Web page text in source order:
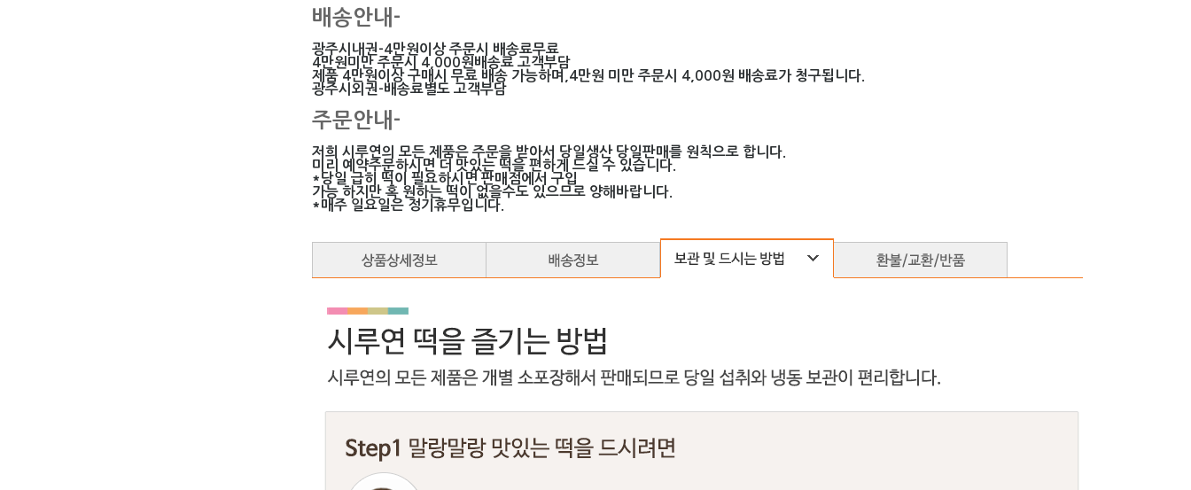
배송안내-
광주시내권-4만원이상 주문시 배송료무료
4만원미만 주문시 4,000원배송료 고객부담
제품 4만원이상 구매시 무료 배송 가능하며,4만원 미만 주문시 4,000원 배송료가 청구됩니다.
광주시외권-배송료별도 고객부담
주문안내-
저희 시루연의 모든 제품은 주문을 받아서 당일생산 당일판매를 원칙으로 합니다.
미리 예약주문하시면 더 맛있는 떡을 편하게 드실 수 있습니다.
*당일 급히 떡이 필요하시면 판매점에서 구입
가능 하지만 혹 원하는 떡이 없을수도 있으므로 양해바랍니다.
*매주 일요일은 정기휴무입니다.